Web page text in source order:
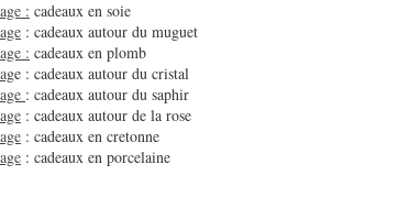
: cadeaux en soie
: cadeaux autour du muguet
: cadeaux en plomb
e : cadeaux autour du cristal
: cadeaux autour du saphir
: cadeaux autour de la rose
: cadeaux en cretonne
: cadeaux en porcelaine